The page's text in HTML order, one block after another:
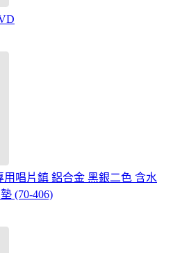
唱片鎮 鋁合金 黑銀二色 含水
(70-406)